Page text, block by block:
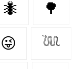
🐜 🌳
😜 𓆙